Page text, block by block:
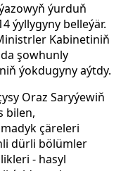
ýurduň
ýyllygyny belleýär.
Kabinetiniň
şowhunly
ýokdugyny aýtdy.
Oraz Saryýewiň
bilen,
çäreleri
dürli bölümler
- hasyl